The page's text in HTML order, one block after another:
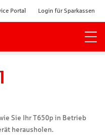
Portal Login für Sparkassen
Sie Ihr T650p in Betrieb
herausholen.